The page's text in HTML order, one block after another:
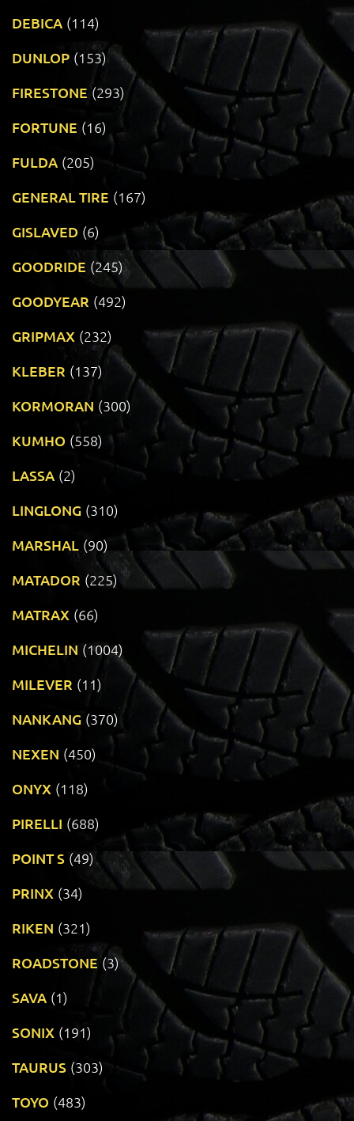
DEBICA (114)
DUNLOP (153)
FIRESTONE (293)
FORTUNE (16)
FULDA (205)
GENERAL TIRE (167)
GISLAVED (6)
GOODRIDE (245)
GOODYEAR (492)
GRIPMAX (232)
KLEBER (137)
KORMORAN (300)
KUMHO (558)
LASSA (2)
LINGLONG (310)
MARSHAL (90)
MATADOR (225)
MATRAX (66)
MICHELIN (1004)
MILEVER (11)
NANKANG (370)
NEXEN (450)
ONYX (118)
PIRELLI (688)
POINT S (49)
PRINX (34)
RIKEN (321)
ROADSTONE (3)
SAVA (1)
SONIX (191)
TAURUS (303)
TOYO (483)